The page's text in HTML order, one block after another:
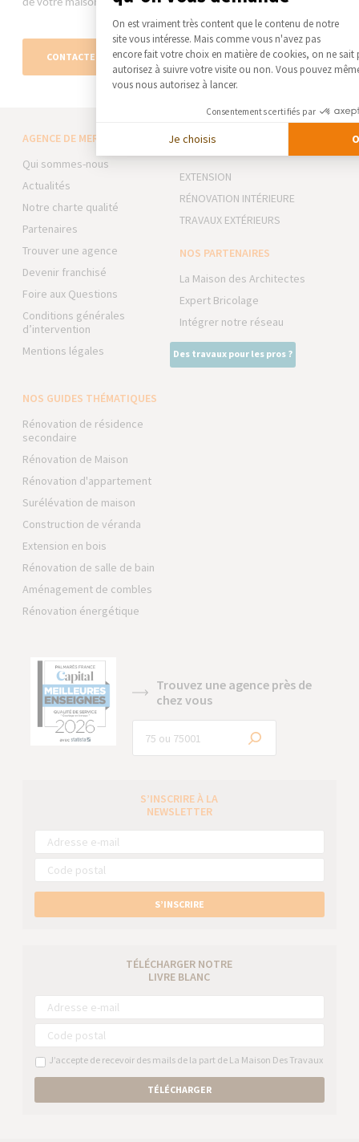
de votre maison.
CONTACTEZ-NOUS
AGENCE DE MERIGNIES
Qui sommes-nous
Actualités
Notre charte qualité
Partenaires
Trouver une agence
Devenir franchisé
Foire aux Questions
Conditions générales
d’intervention
Mentions légales
NOS DOMAINES
EXTENSION
RÉNOVATION INTÉRIEURE
TRAVAUX EXTÉRIEURS
NOS PARTENAIRES
La Maison des Architectes
Expert Bricolage
Intégrer notre réseau
Des travaux pour les pros ?
NOS GUIDES THÉMATIQUES
Rénovation de résidence
secondaire
Rénovation de Maison
Rénovation d'appartement
Surélévation de maison
Construction de véranda
Extension en bois
Rénovation de salle de bain
Aménagement de combles
Rénovation énergétique
Trouvez une agence près de
chez vous
S’INSCRIRE À LA
NEWSLETTER
S’INSCRIRE
TÉLÉCHARGER NOTRE
LIVRE BLANC
J’accepte de recevoir des mails de la part de La Maison Des Travaux
TÉLÉCHARGER
Plateforme de Gestion du
On est vraiment très content que le contenu de notre
site vous intéresse. Mais comme vous n'avez pas
encore fait votre choix en matière de cookies, on ne sait
autorisez à suivre votre visite ou non. Vous pouvez
vous nous autorisez à lancer.
Consentements certifiés par
Je choisis
Axeptio consent